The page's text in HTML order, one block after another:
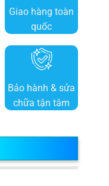
Giao hàng toàn
quốc
Bảo hành & sửa
chữa tận tâm